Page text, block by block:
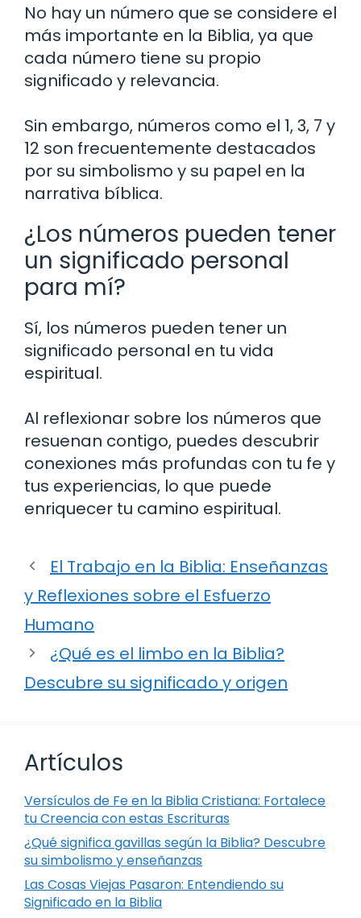
No hay un número que se considere el
más importante en la Biblia, ya que
cada número tiene su propio
significado y relevancia.
Sin embargo, números como el 1, 3, 7 y
12 son frecuentemente destacados
por su simbolismo y su papel en la
narrativa bíblica.
¿Los números pueden tener
un significado personal
para mí?
Sí, los números pueden tener un
significado personal en tu vida
espiritual.
Al reflexionar sobre los números que
resuenan contigo, puedes descubrir
conexiones más profundas con tu fe y
tus experiencias, lo que puede
enriquecer tu camino espiritual.
El Trabajo en la Biblia: Enseñanzas
y Reflexiones sobre el Esfuerzo
Humano
¿Qué es el limbo en la Biblia?
Descubre su significado y origen
Artículos
Versículos de Fe en la Biblia Cristiana: Fortalece
tu Creencia con estas Escrituras
¿Qué significa gavillas según la Biblia? Descubre
su simbolismo y enseñanzas
Las Cosas Viejas Pasaron: Entendiendo su
Significado en la Biblia